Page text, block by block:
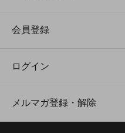
会員登録
ログイン
メルマガ登録・解除